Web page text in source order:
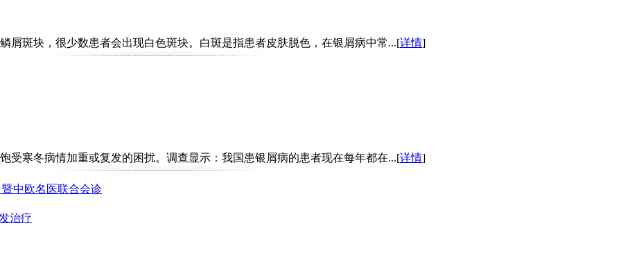
屑斑块，很少数患者会出现白色斑块。白斑是指患者皮肤脱色，在银屑病中常...[详情]
受寒冬病情加重或复发的困扰。调查显示：我国患银屑病的患者现在每年都在...[详情]
中欧名医联合会诊
治疗